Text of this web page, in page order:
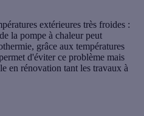
extérieures très froides :
la pompe à chaleur peut
, grâce aux températures
d'éviter ce problème mais
en rénovation tant les travaux à